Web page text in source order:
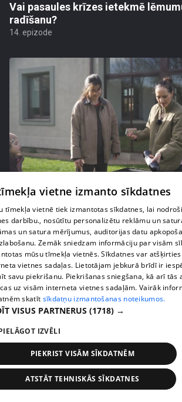
Vai pasaules krīzes ietekmē
radīšanu?
14. epizode
Grila sezonā lieliski iespējams
uztura principus
13. epizode
pirms 3 mēnešiem
vietne izmanto sīkdatnes
tīmekļa vietnē tiek izmantotas sīkdatnes, lai
darbību., nosūtītu personalizētu reklāmu un
un satura mērījumus, auditorijas datu
Zemāk sniedzam informāciju par visām
mūsu tīmekļa vietnēs. Sīkdatnes var
vietnes sadaļas. Lietotājam jebkurā brīdī ir
savu piekrišanu. Piekrišanas sniegšana, kā arī tās
uz visām interneta vietnes sadaļām. Vairāk
skatīt sīkdatņu izmantošanas noteikumos.
VISUS PARTNERUS (1718) →
IZVĒLI
PIEKRIST VISĀM SĪKDATNĒM
ATSTĀT TEHNISKĀS SĪKDATNES